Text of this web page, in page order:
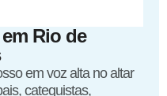
Rio de
em voz alta no altar
catequistas,